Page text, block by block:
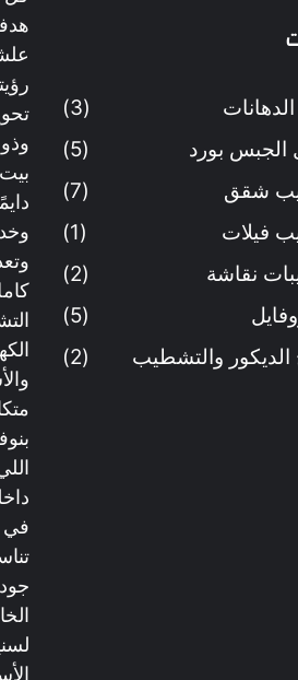
(3)
الجبس بورد
(5)
شقق
(7)
فيلات
(1)
نقاشة
(2)
(5)
الديكور والتشطيب
(2)
في